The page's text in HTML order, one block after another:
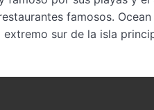
famosos.
sur de la isla